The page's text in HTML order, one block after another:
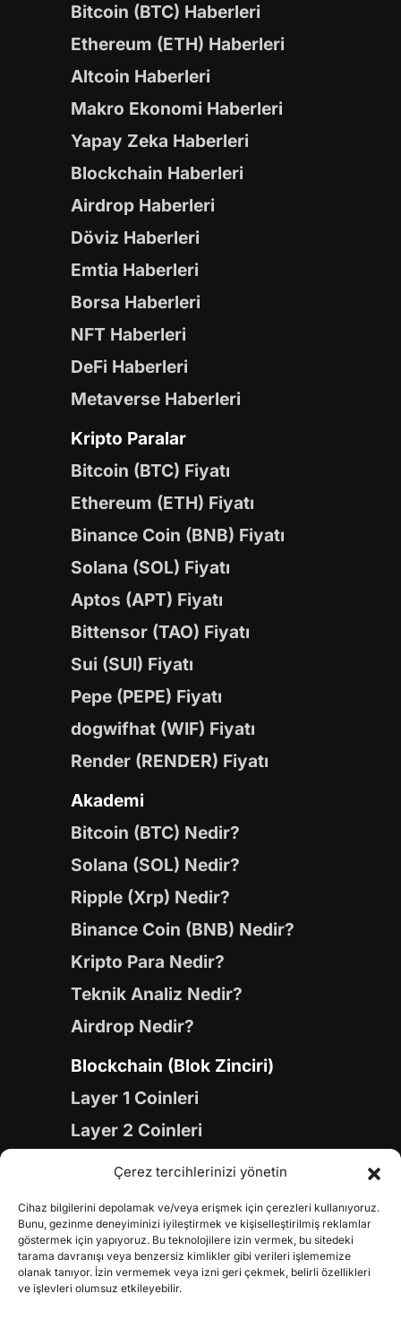
Çerez tercihlerinizi yönetin
Cihaz bilgilerini depolamak ve/veya erişmek için çerezleri kullanıyoruz.
Bunu, gezinme deneyiminizi iyileştirmek ve kişiselleştirilmiş reklamlar
göstermek için yapıyoruz. Bu teknolojilere izin vermek, bu sitedeki
tarama davranışı veya benzersiz kimlikler gibi verileri işlememize
olanak tanıyor. İzin vermemek veya izni geri çekmek, belirli özellikleri
ve işlevleri olumsuz etkileyebilir.
Bitcoin (BTC) Haberleri
Ethereum (ETH) Haberleri
Altcoin Haberleri
Makro Ekonomi Haberleri
Yapay Zeka Haberleri
Blockchain Haberleri
Airdrop Haberleri
Döviz Haberleri
Emtia Haberleri
Borsa Haberleri
NFT Haberleri
DeFi Haberleri
Metaverse Haberleri
Kripto Paralar
Bitcoin (BTC) Fiyatı
Ethereum (ETH) Fiyatı
Binance Coin (BNB) Fiyatı
Solana (SOL) Fiyatı
Aptos (APT) Fiyatı
Bittensor (TAO) Fiyatı
Sui (SUI) Fiyatı
Pepe (PEPE) Fiyatı
dogwifhat (WIF) Fiyatı
Render (RENDER) Fiyatı
Akademi
Bitcoin (BTC) Nedir?
Solana (SOL) Nedir?
Ripple (Xrp) Nedir?
Binance Coin (BNB) Nedir?
Kripto Para Nedir?
Teknik Analiz Nedir?
Airdrop Nedir?
Blockchain (Blok Zinciri)
Layer 1 Coinleri
Layer 2 Coinleri
Yapay Zeka (AI) Coinleri
Gaming Coinleri
RWA Coinleri
DeFi Coinleri